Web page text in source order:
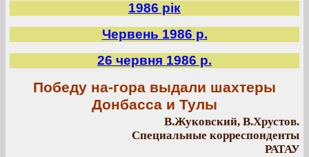
1986 рік
Червень 1986 р.
26 червня 1986 р.
Победу на-гора выдали шахтеры
Донбасса и Тулы
В.Жуковский, В.Хрустов.
Специальные корреспонденты
РАТАУ